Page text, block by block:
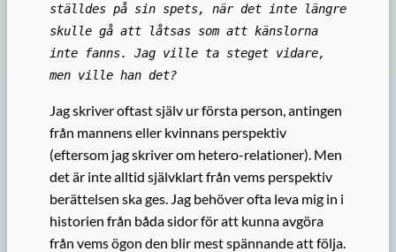
ställdes på sin spets, när det inte längre
skulle gå att låtsas som att känslorna
inte fanns. Jag ville ta steget vidare,
men ville han det?
Jag skriver oftast själv ur första person, antingen
från mannens eller kvinnans perspektiv
(eftersom jag skriver om hetero-relationer). Men
det är inte alltid självklart från vems perspektiv
berättelsen ska ges. Jag behöver ofta leva mig in i
historien från båda sidor för att kunna avgöra
från vems ögon den blir mest spännande att följa.